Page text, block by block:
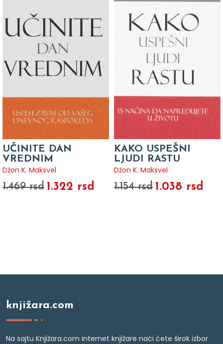
UČINITE DAN
VREDNIM
Džon K. Maksvel
1.469 rsd 1.322 rsd
KAKO USPEŠNI
LJUDI RASTU
Džon K. Maksvel
1.154 rsd 1.038 rsd
knjižara.com
Na sajtu Knjižara.com internet knjižare naći ćete širok izbor